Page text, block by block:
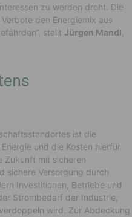
zu werden droht. Die
den Energiemix aus
stellt Jürgen Mandl
ist die
und die Kosten hierfür
Zukunft mit sicheren
sichere Versorgung durch
Investitionen, Betriebe und
Strombedarf der Industrie,
wird. Zur Abdeckung